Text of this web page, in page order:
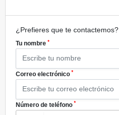
¿Prefieres que te contactemos?
Tu nombre *
Correo electrónico *
Número de teléfono *